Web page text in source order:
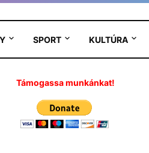
SPORT KULTÚRA
Támogassa munkánkat!